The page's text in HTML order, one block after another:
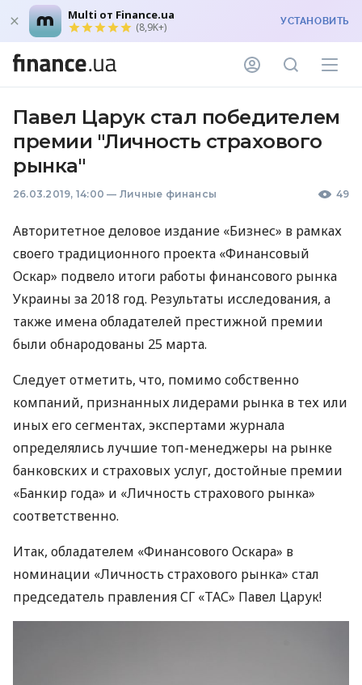
Multi от Finance.ua
(8,9K+) УСТАНОВИТЬ
Павел Царук стал победителем
премии "Личность страхового
рынка"
26.03.2019, 14:00 — Личные финансы 49
Авторитетное деловое издание «Бизнес» в рамках
своего традиционного проекта «Финансовый
Оскар» подвело итоги работы финансового рынка
Украины за 2018 год. Результаты исследования, а
также имена обладателей престижной премии
были обнародованы 25 марта.
Следует отметить, что, помимо собственно
компаний, признанных лидерами рынка в тех или
иных его сегментах, экспертами журнала
определялись лучшие топ-менеджеры на рынке
банковских и страховых услуг, достойные премии
«Банкир года» и «Личность страхового рынка»
соответственно.
Итак, обладателем «Финансового Оскара» в
номинации «Личность страхового рынка» стал
председатель правления СГ «ТАС» Павел Царук!